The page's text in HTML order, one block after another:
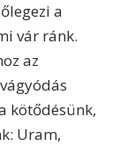
a
vár ránk.
az
kötődésünk,
Uram,